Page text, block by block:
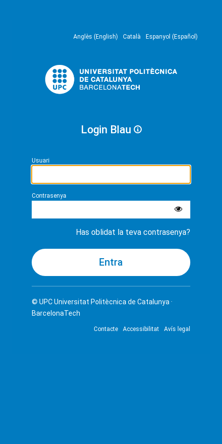
Anglès (English) Català Espanyol (Español)
Login Blau
Usuari
Contrasenya
Has oblidat la teva contrasenya?
© UPCUniversitat Politècnica de Catalunya ·
BarcelonaTech
Contacte Accessibilitat Avís legal